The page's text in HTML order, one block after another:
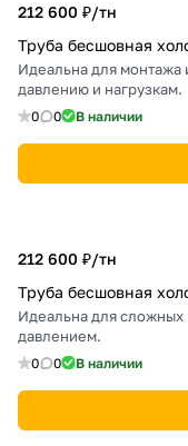
212 600 ₽/тн
Труба бесшовная
Идеальна для монтажа
давлению и нагрузкам.
0 0 В наличии
212 600 ₽/тн
Труба бесшовная
Идеальна для сложных
давлением.
0 0 В наличии